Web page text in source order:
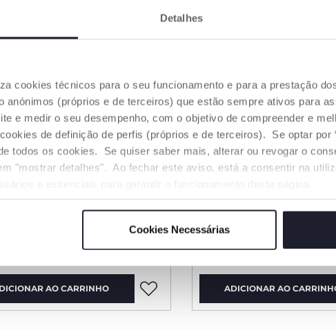
Detalhes
cookies técnicos para o seu funcionamento e para a prestação
anónimos (próprios e de terceiros) que estão sempre ativos para
e medir o seu desempenho, com o objetivo de compreender e
de definição de perfis (próprios e de terceiros). Se optar por
todos os cookies. Se quiser saber mais, alterar ou revogar o
"mostrar detalhes". Ao fechar este aviso, está a consentir na
Cookies Necessárias
AO CARRINHO
Basket 1 2 3
€ 36,99
ADICIONAR AO